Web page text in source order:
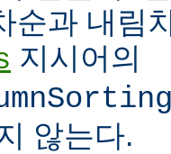
순과 내림
지시어의
않는다.